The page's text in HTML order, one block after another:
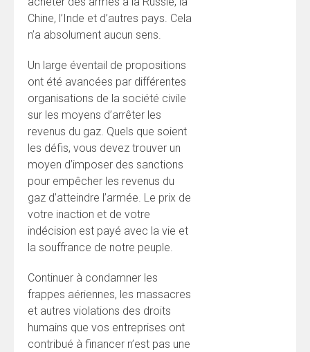
Chine, l’Inde et d’autres pays. Cela
n’a absolument aucun sens.
Un large éventail de propositions
ont été avancées par différentes
organisations de la société civile
sur les moyens d’arrêter les
revenus du gaz. Quels que soient
les défis, vous devez trouver un
moyen d’imposer des sanctions
pour empêcher les revenus du
gaz d’atteindre l’armée. Le prix de
votre inaction et de votre
indécision est payé avec la vie et
la souffrance de notre peuple.
Continuer à condamner les
frappes aériennes, les massacres
et autres violations des droits
humains que vos entreprises ont
contribué à financer n’est pas une